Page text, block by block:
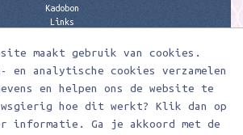
maakt gebruik van cookies.
en analytische cookies verzamelen
en helpen ons de website te
hoe dit werkt? Klik dan op
informatie. Ga je akkoord met de
Kadobon
Links
Contactgegevens
Meerleuks
anita@meerleuks.nl
06 – 107 163 36
KVK nummer: 58807179